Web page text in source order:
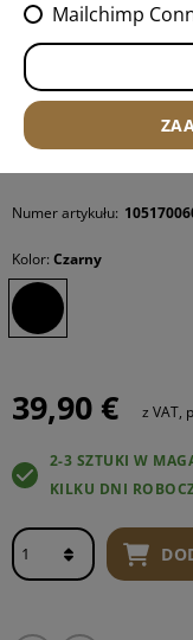
Numer artykułu:
Kolor: Czarny
39,90 € z VAT,
2-3 SZTUKI W
KILKU DNI
Mailchimp